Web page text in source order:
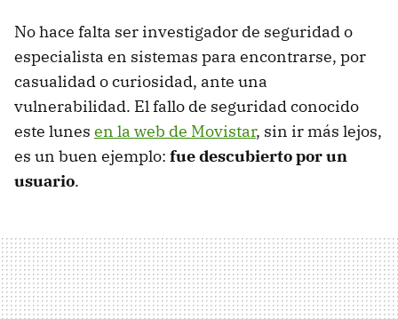
No hace falta ser investigador de seguridad o
especialista en sistemas para encontrarse, por
casualidad o curiosidad, ante una
vulnerabilidad. El fallo de seguridad conocido
este lunes en la web de Movistar, sin ir más lejos,
es un buen ejemplo: fue descubierto por un
usuario.